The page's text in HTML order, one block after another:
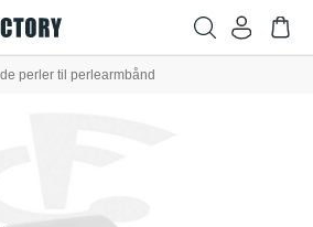
perler til perlearmbånd